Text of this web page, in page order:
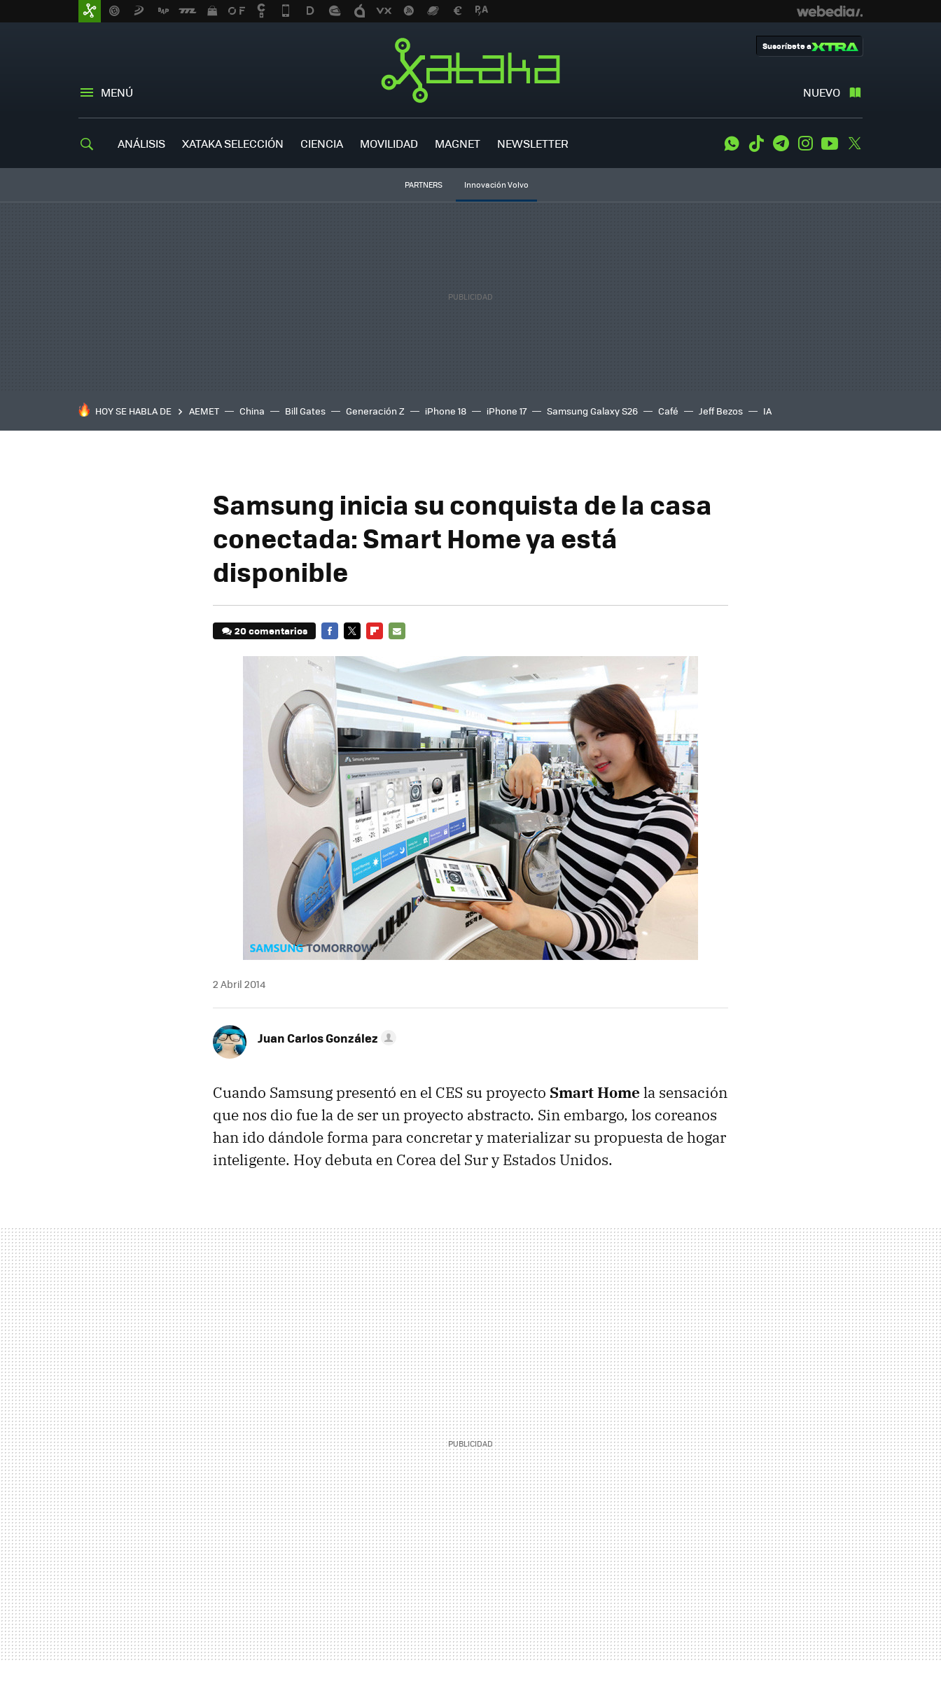
MENÚ NUEVO
Suscríbete a
ANÁLISIS XATAKA SELECCIÓN CIENCIA MOVILIDAD MAGNET NEWSLETTER WhatsApp
Tiktok TelegramInstagramYoutube
PARTNERS Innovación Volvo
HOY SE HABLA DE AEMET China Bill Gates Generación Z iPhone 18 iPhone 17 Samsung Galaxy S26 Café Jeff Bezos IA
Samsung inicia su conquista de la casa
conectada: Smart Home ya está
disponible
20 comentarios
MAIL
2 Abril 2014
Juan Carlos González
Cuando Samsung presentó en el CES su proyecto Smart Home la sensación
que nos dio fue la de ser un proyecto abstracto. Sin embargo, los coreanos
han ido dándole forma para concretar y materializar su propuesta de hogar
inteligente. Hoy debuta en Corea del Sur y Estados Unidos.